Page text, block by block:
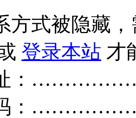
方式被隐藏
登录本站 才
址：
码：